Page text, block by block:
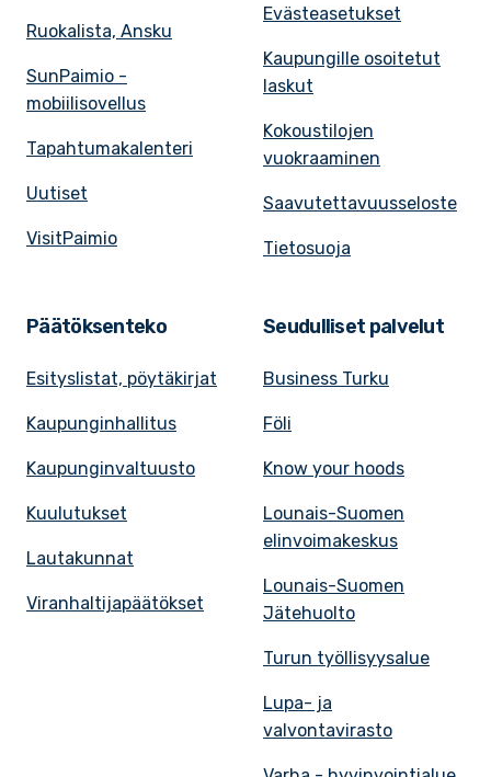
Ruokalista, Ansku
SunPaimio -
mobiilisovellus
Tapahtumakalenteri
Uutiset
VisitPaimio
Evästeasetukset
Kaupungille osoitetut
laskut
Kokoustilojen
vuokraaminen
Saavutettavuusseloste
Tietosuoja
Päätöksenteko
Esityslistat, pöytäkirjat
Kaupunginhallitus
Kaupunginvaltuusto
Kuulutukset
Lautakunnat
Viranhaltijapäätökset
Seudulliset palvelut
Business Turku
Föli
Know your hoods
Lounais-Suomen
elinvoimakeskus
Lounais-Suomen
Jätehuolto
Turun työllisyysalue
Lupa- ja
valvontavirasto